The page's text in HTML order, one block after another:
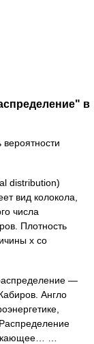
в
distribution)
вид колокола,
числа
Плотность
х со
—
Англо
…